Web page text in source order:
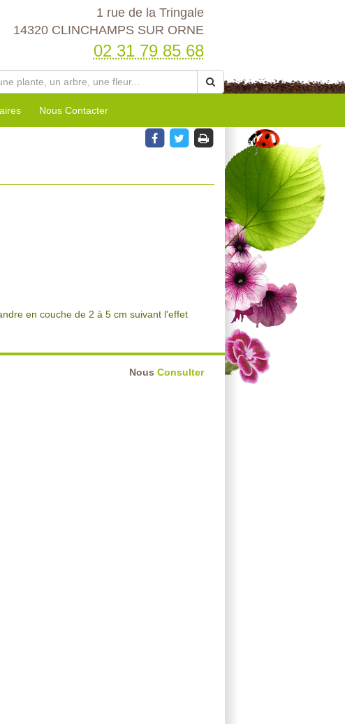
1 rue de la Tringale
14320 CLINCHAMPS SUR ORNE
02 31 79 85 68
Nous Contacter
en couche de 2 à 5 cm suivant l'effet
Nous Consulter